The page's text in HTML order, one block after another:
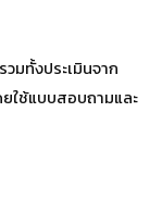
มทั้งประเมินจาก
ใช้แบบสอบถามและ